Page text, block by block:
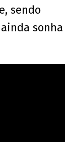
sendo
sonha